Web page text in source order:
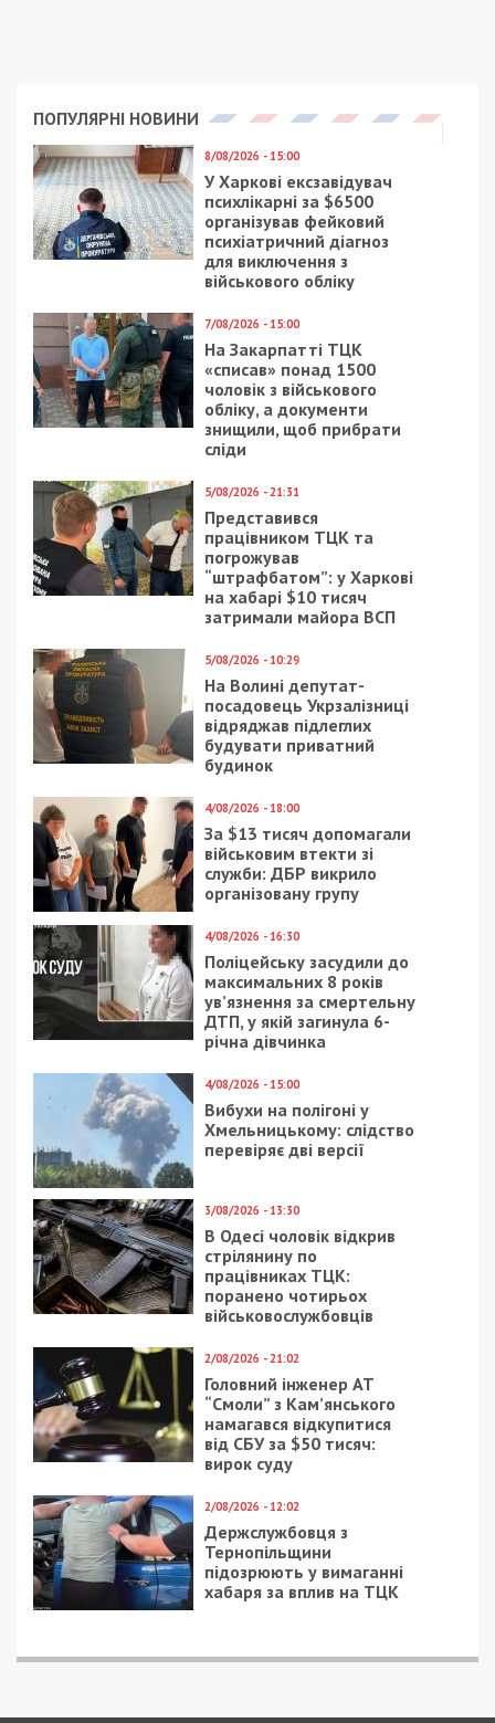
ПОПУЛЯРНІ НОВИНИ
8/08/2026 - 15:00
У Харкові ексзавідувач
психлікарні за $6500
організував фейковий
психіатричний діагноз
для виключення з
військового обліку
7/08/2026 - 15:00
На Закарпатті ТЦК
«списав» понад 1500
чоловік з військового
обліку, а документи
знищили, щоб прибрати
сліди
5/08/2026 - 21:31
Представився
працівником ТЦК та
погрожував
“штрафбатом”: у Харкові
на хабарі $10 тисяч
затримали майора ВСП
5/08/2026 - 10:29
На Волині депутат-
посадовець Укрзалізниці
відряджав підлеглих
будувати приватний
будинок
4/08/2026 - 18:00
За $13 тисяч допомагали
військовим втекти зі
служби: ДБР викрило
організовану групу
4/08/2026 - 16:30
Поліцейську засудили до
максимальних 8 років
ув’язнення за смертельну
ДТП, у якій загинула 6-
річна дівчинка
4/08/2026 - 15:00
Вибухи на полігоні у
Хмельницькому: слідство
перевіряє дві версії
3/08/2026 - 13:30
В Одесі чоловік відкрив
стрілянину по
працівниках ТЦК:
поранено чотирьох
військовослужбовців
2/08/2026 - 21:02
Головний інженер АТ
“Смоли” з Кам’янського
намагався відкупитися
від СБУ за $50 тисяч:
вирок суду
2/08/2026 - 12:02
Держслужбовця з
Тернопільщини
підозрюють у вимаганні
хабаря за вплив на ТЦК